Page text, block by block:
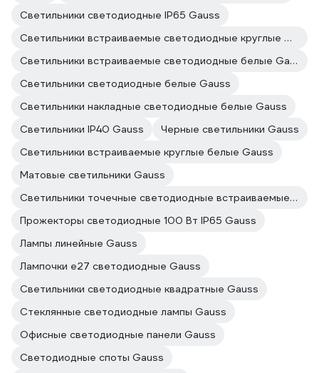
Светильники светодиодные IP65 Gauss
Светильники встраиваемые светодиодные круглые Gauss
Светильники встраиваемые светодиодные белые Gauss
Светильники светодиодные белые Gauss
Светильники накладные светодиодные белые Gauss
Светильники IP40 Gauss
Черные светильники Gauss
Светильники встраиваемые круглые белые Gauss
Матовые светильники Gauss
Светильники точечные светодиодные встраиваемые Gauss
Прожекторы светодиодные 100 Вт IP65 Gauss
Лампы линейные Gauss
Лампочки е27 светодиодные Gauss
Светильники светодиодные квадратные Gauss
Стеклянные светодиодные лампы Gauss
Офисные светодиодные панели Gauss
Светодиодные споты Gauss